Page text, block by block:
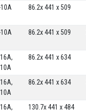
86.2x 441 x 509
86.2x 441 x 509
86.2x 441 x 634
86.2x 441 x 634
130.7x 441 x 484